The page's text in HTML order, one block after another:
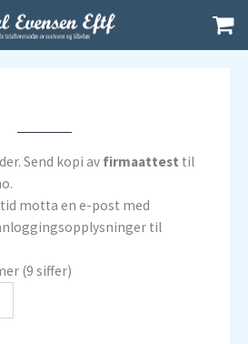
Send kopi av firmaattest til
motta en e-post med
til
(9 siffer)